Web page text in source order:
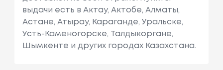
выдачи есть в Актау, Актобе, Алматы,
Астане, Атырау, Караганде, Уральске,
Усть-Каменогорске, Талдыкоргане,
Шымкенте и других городах Казахстана.